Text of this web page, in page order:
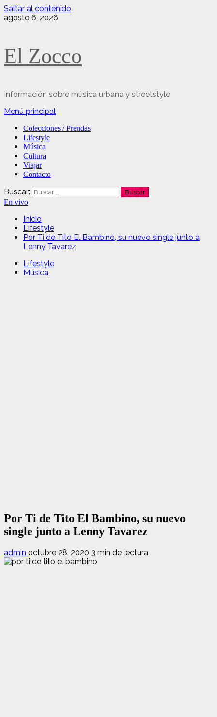
Saltar al contenido
agosto 6, 2026
El Zocco
Información sobre música urbana y streetstyle
Menú principal
Colecciones / Prendas
Lifestyle
Música
Cultura
Viajar
Contacto
Buscar:
En vivo
Inicio
Lifestyle
Por Ti de Tito El Bambino, su nuevo single junto a
Lenny Tavarez
Lifestyle
Música
Por Ti de Tito El Bambino, su nuevo
single junto a Lenny Tavarez
admin octubre 28, 2020 3 min de lectura